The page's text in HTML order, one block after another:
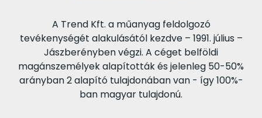
A Trend Kft. a műanyag feldolgozó
tevékenységét alakulásától kezdve – 1991. július –
Jászberényben végzi. A céget belföldi
magánszemélyek alapították és jelenleg 50-50%
arányban 2 alapító tulajdonában van - így 100%-
ban magyar tulajdonú.